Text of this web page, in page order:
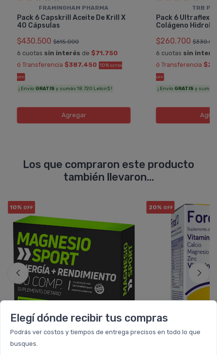
Elegí dónde recibir tus compras
Podrás ver costos y tiempos de entrega precisos en todo lo que
busques.
FRAMINGHAM PHARMA
Pack 6 Capskrill Aceite De Krill X
40 Cápsulas
$430.500 $615.000
6 cuotas sin interés de $71.750
ó Transferencia $387.450 10% EXTRA
OFF
¡ Envío GRATIS y sumás 18.720 Leloir$ !
Agregar
TRB
Pack 6 Ultraflex
Colágeno
$260.700
6 cuotas sin
ó Transferencia
OFF
¡ Envío GRATIS y sumás
Los que compraron este producto
también llevaron...
10% OFF 20% OFF